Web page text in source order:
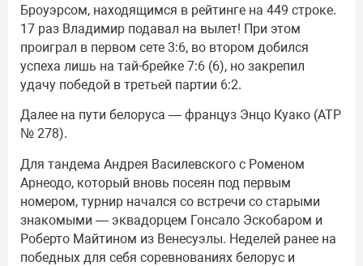
Броуэрсом, находящимся в рейтинге на 449 строке.
17 раз Владимир подавал на вылет! При этом
проиграл в первом сете 3:6, во втором добился
успеха лишь на тай-брейке 7:6 (6), но закрепил
удачу победой в третьей партии 6:2.
Далее на пути белоруса — француз Энцо Куако (АТР
№ 278).
Для тандема Андрея Василевского с Роменом
Арнеодо, который вновь посеян под первым
номером, турнир начался со встречи со старыми
знакомыми — эквадорцем Гонсало Эскобаром и
Роберто Майтином из Венесуэлы. Неделей ранее на
победных для себя соревнованиях белорус и